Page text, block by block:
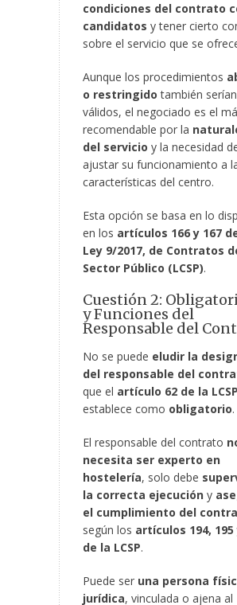
condiciones del contrato
candidatos y tener cierto
sobre el servicio que se
Aunque los procedimientos
o restringido también serían
válidos, el negociado es el
recomendable por la
del servicio y la necesidad
ajustar su funcionamiento a
características del centro.
Esta opción se basa en lo
en los artículos 166 y 167
Ley 9/2017, de Contratos
Sector Público (LCSP).
Cuestión 2:
y Funciones del
Responsable del
No se puede eludir la
del responsable del
que el artículo 62 de la LCSP
establece como obligatorio.
El responsable del contrato
necesita ser experto en
hostelería, solo debe
la correcta ejecución y
el cumplimiento del
según los artículos 194, 195
de la LCSP.
Puede ser una persona
jurídica, vinculada o ajena al